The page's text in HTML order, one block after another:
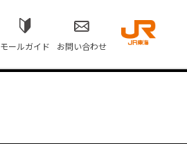
モールガイド お問い合わせ